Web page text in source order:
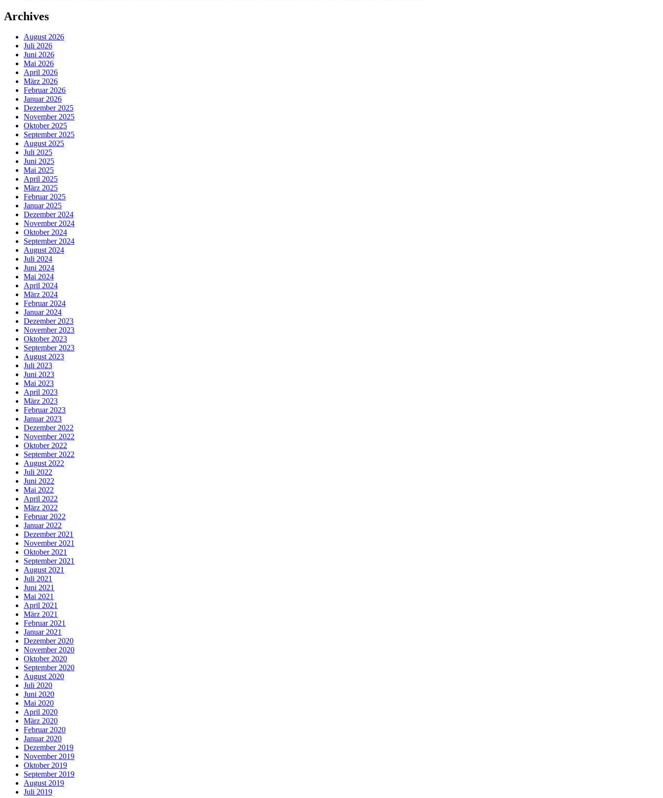
Archives
August 2026
Juli 2026
Juni 2026
Mai 2026
April 2026
März 2026
Februar 2026
Januar 2026
Dezember 2025
November 2025
Oktober 2025
September 2025
August 2025
Juli 2025
Juni 2025
Mai 2025
April 2025
März 2025
Februar 2025
Januar 2025
Dezember 2024
November 2024
Oktober 2024
September 2024
August 2024
Juli 2024
Juni 2024
Mai 2024
April 2024
März 2024
Februar 2024
Januar 2024
Dezember 2023
November 2023
Oktober 2023
September 2023
August 2023
Juli 2023
Juni 2023
Mai 2023
April 2023
März 2023
Februar 2023
Januar 2023
Dezember 2022
November 2022
Oktober 2022
September 2022
August 2022
Juli 2022
Juni 2022
Mai 2022
April 2022
März 2022
Februar 2022
Januar 2022
Dezember 2021
November 2021
Oktober 2021
September 2021
August 2021
Juli 2021
Juni 2021
Mai 2021
April 2021
März 2021
Februar 2021
Januar 2021
Dezember 2020
November 2020
Oktober 2020
September 2020
August 2020
Juli 2020
Juni 2020
Mai 2020
April 2020
März 2020
Februar 2020
Januar 2020
Dezember 2019
November 2019
Oktober 2019
September 2019
August 2019
Juli 2019